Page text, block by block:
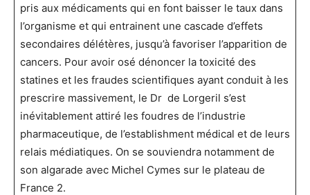
pris aux médicaments qui en font baisser le taux dans
l’organisme et qui entrainent une cascade d’effets
secondaires délétères, jusqu’à favoriser l’apparition de
cancers. Pour avoir osé dénoncer la toxicité des
statines et les fraudes scientifiques ayant conduit à les
prescrire massivement, le Dr de Lorgeril s’est
inévitablement attiré les foudres de l’industrie
pharmaceutique, de l’establishment médical et de leurs
relais médiatiques. On se souviendra notamment de
son algarade avec Michel Cymes sur le plateau de
France 2.